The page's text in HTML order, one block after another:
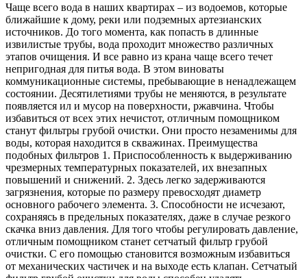
Чаще всего вода в наших квартирах – из водоемов, которые
ближайшие к дому, реки или подземных артезианских
источников. До того момента, как попасть в длинные
извилистые трубы, вода проходит множество различных
этапов очищения. И все равно из крана чаще всего течет
непригодная для питья вода. В этом виноваты
коммуникационные системы, пребывающие в ненадлежащем
состоянии. Десятилетиями трубы не меняются, в результате
появляется ил и мусор на поверхности, ржавчина. Чтобы
избавиться от всех этих нечистот, отличным помощником
станут фильтры грубой очистки. Они просто незаменимы для
воды, которая находится в скважинах. Преимущества
подобных фильтров 1. Приспособленность к выдерживанию
чрезмерных температурных показателей, их внезапных
повышений и снижений. 2. Здесь легко задерживаются
загрязнения, которые по размеру превосходят диаметр
основного рабочего элемента. 3. Способности не исчезают,
сохраняясь в предельных показателях, даже в случае резкого
скачка вниз давления. Для того чтобы регулировать давление,
отличным помощником станет сетчатый фильтр грубой
очистки. С его помощью становится возможным избавиться
от механических частичек и на выходе есть клапан. Сетчатый